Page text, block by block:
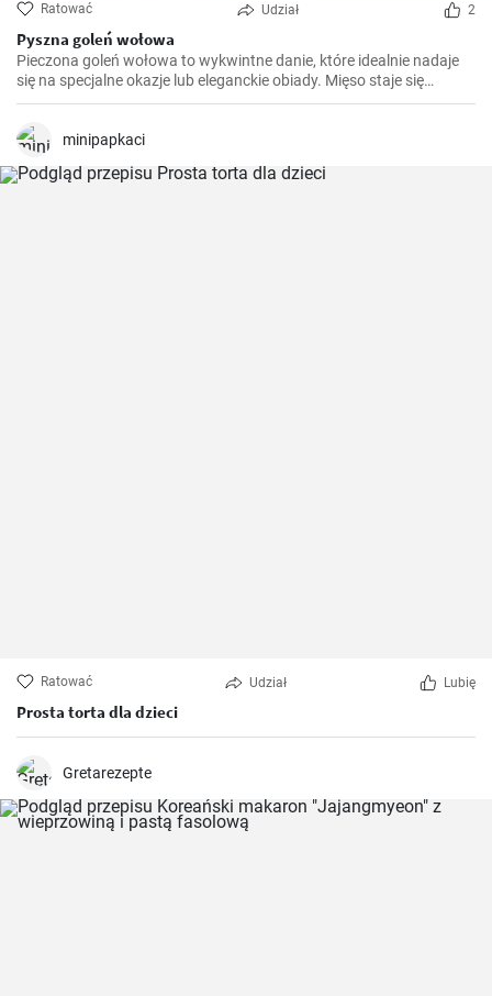
Ratować Udział 2
Pyszna goleń wołowa
Pieczona goleń wołowa to wykwintne danie, które idealnie nadaje
się na specjalne okazje lub eleganckie obiady. Mięso staje się
miękkie i soczyste po długim pieczeniu, a aromatyczny sos
minipapkaci
Ratować Udział Lubię
Prosta torta dla dzieci
Gretarezepte